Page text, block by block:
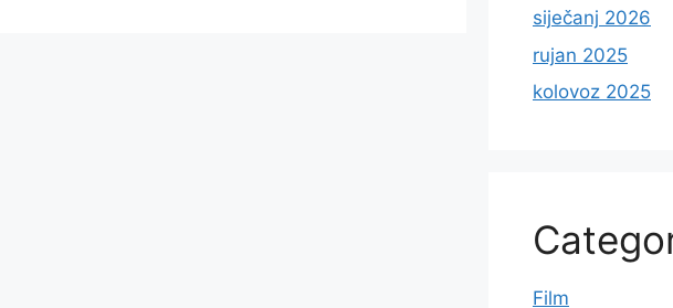
siječanj 2026
rujan 2025
kolovoz 2025
Film